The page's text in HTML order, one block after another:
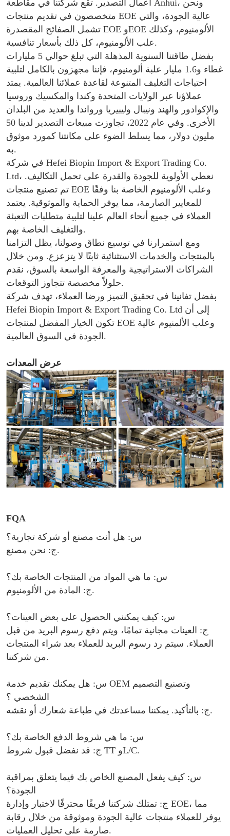
أعمال التصدير. تقع شركتنا في مقاطعة Anhui، ونحن
متخصصون في تقديم منتجات EOE عالية الجودة، والتي
تشمل الصفائح المقصدرة EOE وEOE الألومنيوم، وكذلك
علب الألومنيوم، كل ذلك بأسعار تنافسية.
بفضل طاقتنا السنوية المذهلة التي تبلغ حوالي 5 مليارات
غطاء و1.6 مليار علبة ألومنيوم، فإننا مجهزون بالكامل لتلبية
احتياجات التغليف المتنوعة لقاعدة عملائنا العالمية. يمتد
عملاؤنا عبر الولايات المتحدة وكندا والمكسيك وروسيا
والإكوادور والهند ونيبال وليبيريا ورواندا والعديد من البلدان
الأخرى. وفي عام 2022، تجاوزت مبيعات التصدير لدينا 50
مليون دولار، مما يسلط الضوء على مكانتنا كمورد موثوق
به.
في شركة Hefei Biopin Import & Export Trading Co.
Ltd، نعطي الأولوية للجودة والقدرة على تحمل التكاليف.
تم تصنيع منتجات EOE وعلب الألومنيوم الخاصة بنا وفقًا
للمعايير الصارمة، مما يوفر الحماية والموثوقية. يعتمد
العملاء في جميع أنحاء العالم علينا لتلبية متطلبات التعبئة
والتغليف الخاصة بهم.
ومع استمرارنا في توسيع نطاق وصولنا، يظل التزامنا
بالمنتجات والخدمات الاستثنائية ثابتًا لا يتزعزع. ومن خلال
الشراكات الاستراتيجية والمعرفة الواسعة بالسوق، نقدم
حلولاً مخصصة تتجاوز التوقعات.
بفضل تفانينا في تحقيق التميز ورضا العملاء، تهدف شركة
Hefei Biopin Import & Export Trading Co. Ltd إلى أن
تكون الخيار المفضل لمنتجات EOE وعلب الألمنيوم عالية
الجودة في السوق العالمية.
عرض المعدات
FQA
س: هل أنت مصنع أو شركة تجارية؟
ج: نحن مصنع.
س: ما هي المواد من المنتجات الخاصة بك؟
ج: المادة من الألومنيوم.
س: كيف يمكنني الحصول على بعض العينات؟
ج: العينات مجانية تمامًا، ويتم دفع رسوم البريد من قبل
العملاء. سيتم رد رسوم البريد للعملاء بعد شراء المنتجات
من شركتنا.
س: هل يمكنك تقديم خدمة OEM وتصنيع التصميم
الشخصي ؟
ج: بالتأكيد. يمكننا مساعدتك في طباعة شعارك أو نقشه.
س: ما هي شروط الدفع الخاصة بك؟
ج: قد نفضل قبول شروط TT وL/C.
س: كيف يفعل المصنع الخاص بك فيما يتعلق بمراقبة
الجودة؟
ج: تمتلك شركتنا فريقًا محترفًا لاختبار وإدارة EOE، مما
يوفر للعملاء منتجات عالية الجودة وموثوقة من خلال رقابة
صارمة على تحليل العمليات.